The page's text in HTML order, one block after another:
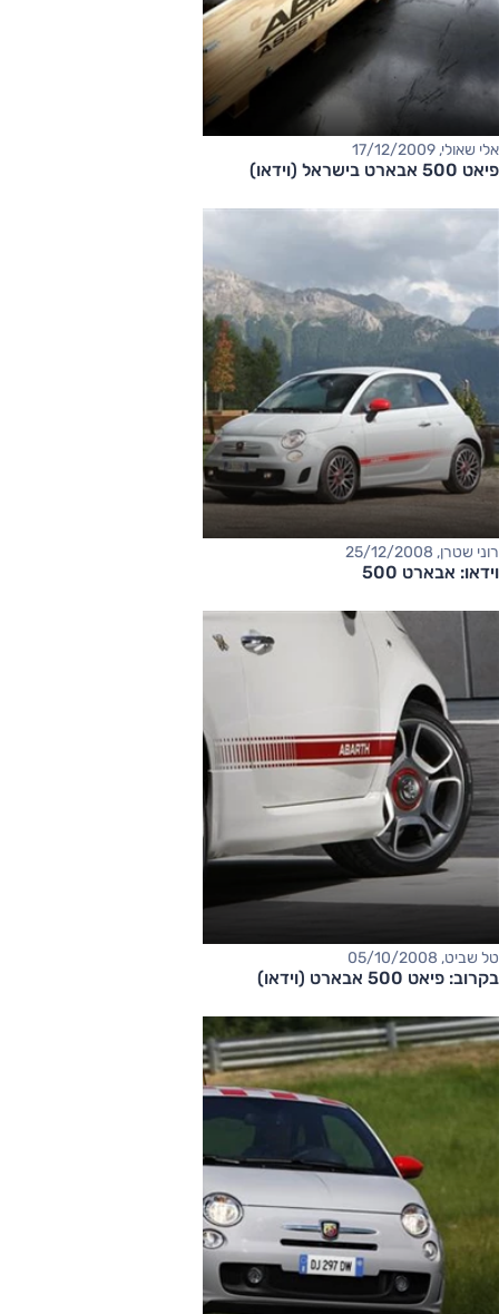
אלי שאולי, 17/12/2009
פיאט 500 אבארט בישראל (וידאו)
רוני שטרן, 25/12/2008
וידאו: אבארט 500
טל שביט, 05/10/2008
בקרוב: פיאט 500 אבארט (וידאו)